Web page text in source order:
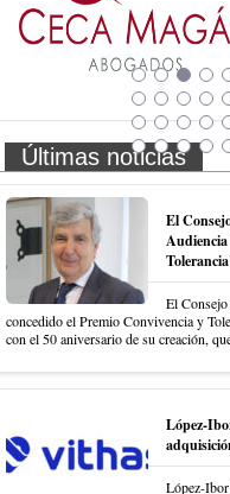
Últimas noticias
El
Audiencia
El
concedido el Premio Convivencia y
con el 50 aniversario de su creación,
López-
López-